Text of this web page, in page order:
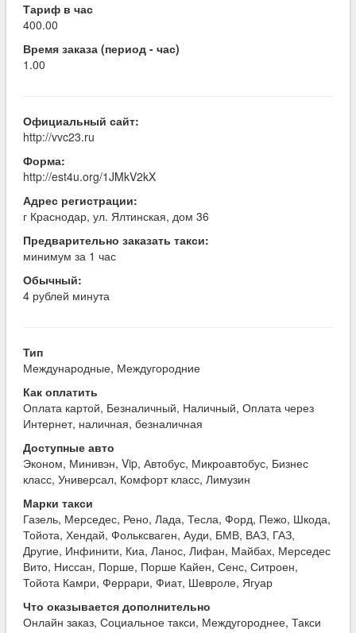
Тариф в час
400.00
Время заказа (период - час)
1.00
Официальный сайт:
http://vvc23.ru
Форма:
http://est4u.org/1JMkV2kX
Адрес регистрации:
г Краснодар, ул. Ялтинская, дом 36
Предварительно заказать такси:
минимум за 1 час
Обычный:
4 рублей минута
Тип
Международные, Междугородние
Как оплатить
Оплата картой, Безналичный, Наличный, Оплата через
Интернет, наличная, безналичная
Доступные авто
Эконом, Минивэн, Vip, Автобус, Микроавтобус, Бизнес
класс, Универсал, Комфорт класс, Лимузин
Марки такси
Газель, Мерседес, Рено, Лада, Тесла, Форд, Пежо, Шкода,
Тойота, Хендай, Фольксваген, Ауди, БМВ, ВАЗ, ГАЗ,
Другие, Инфинити, Киа, Ланос, Лифан, Майбах, Мерседес
Вито, Ниссан, Порше, Порше Кайен, Сенс, Ситроен,
Тойота Камри, Феррари, Фиат, Шевроле, Ягуар
Что оказывается дополнительно
Онлайн заказ, Социальное такси, Междугороднее, Такси